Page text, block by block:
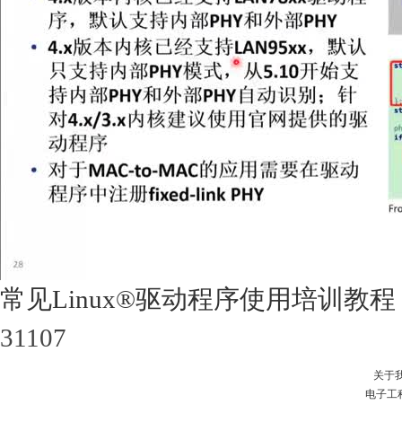
常见Linux®驱动程序使用培训教程
31107
关于
电子工